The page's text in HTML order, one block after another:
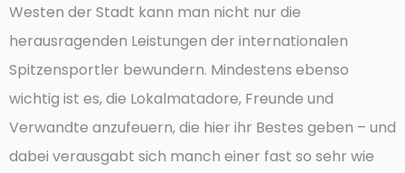
Westen der Stadt kann man nicht nur die
herausragenden Leistungen der internationalen
Spitzensportler bewundern. Mindestens ebenso
wichtig ist es, die Lokalmatadore, Freunde und
Verwandte anzufeuern, die hier ihr Bestes geben – und
dabei verausgabt sich manch einer fast so sehr wie